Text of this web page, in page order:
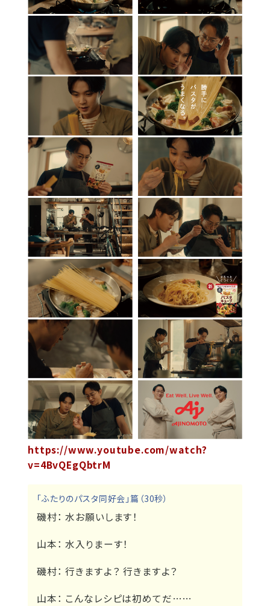
https://www.youtube.com/watch?
v=4BvQEgQbtrM
「ふたりのパスタ同好会」篇（30秒）
磯村： 水お願いします！
山本： 水入りまーす！
磯村： 行きますよ？ 行きますよ？
山本： こんなレシピは初めてだ……